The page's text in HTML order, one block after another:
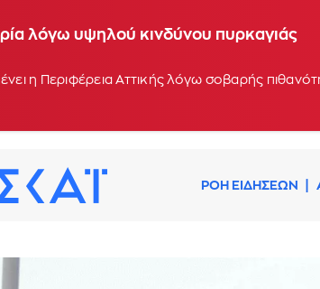
λόγω υψηλού κινδύνου πυρκαγιάς
η Περιφέρεια Αττικής λόγω σοβαρής
ΡΟΗ ΕΙΔΗΣΕΩΝ